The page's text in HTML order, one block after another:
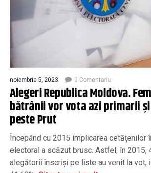
noiembrie 5, 2023 0 Comentariu
Alegeri Republica Moldova.
bătrânii vor vota azi primarii
peste Prut
Începând cu 2015 implicarea cetățenilor
electoral a scăzut brusc. Astfel, în 2015,
alegătorii înscriși pe liste au venit la vot,